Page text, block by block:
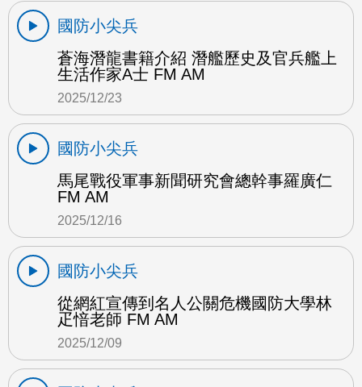
國防小尖兵
蒼海潛龍書籍介紹 潛艦歷史及官兵艦上
生活作家A士 FM AM
2025/12/23
國防小尖兵
馬尾戰役軍事新聞研究會總幹事羅廣仁
FM AM
2025/12/16
國防小尖兵
從網紅宣傳到名人公關危機國防大學林
疋愔老師 FM AM
2025/12/09